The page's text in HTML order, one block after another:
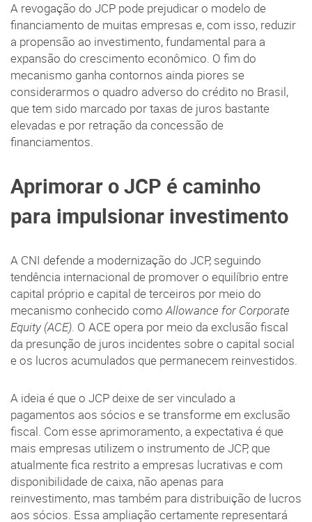
A revogação do JCP pode prejudicar o modelo de
financiamento de muitas empresas e, com isso, reduzir
a propensão ao investimento, fundamental para a
expansão do crescimento econômico. O fim do
mecanismo ganha contornos ainda piores se
considerarmos o quadro adverso do crédito no Brasil,
que tem sido marcado por taxas de juros bastante
elevadas e por retração da concessão de
financiamentos.
Aprimorar o JCP é caminho
para impulsionar investimento
A CNI defende a modernização do JCP, seguindo
tendência internacional de promover o equilíbrio entre
capital próprio e capital de terceiros por meio do
mecanismo conhecido comoAllowance for Corporate
Equity (ACE). O ACE opera por meio da exclusão fiscal
da presunção de juros incidentes sobre o capital social
e os lucros acumulados que permanecem reinvestidos.
A ideia é que o JCP deixe de ser vinculado a
pagamentos aos sócios e se transforme em exclusão
fiscal. Com esse aprimoramento, a expectativa é que
mais empresas utilizem o instrumento de JCP, que
atualmente fica restrito a empresas lucrativas e com
disponibilidade de caixa, não apenas para
reinvestimento, mas também para distribuição de lucros
aos sócios. Essa ampliação certamente representará